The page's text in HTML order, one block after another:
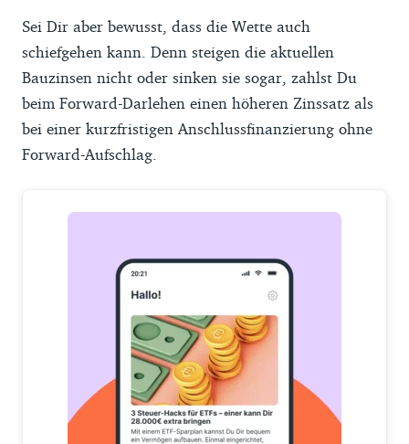
Sei Dir aber bewusst, dass die Wette auch
schiefgehen kann. Denn steigen die aktuellen
Bauzinsen nicht oder sinken sie sogar, zahlst Du
beim Forward-Darlehen einen höheren Zinssatz als
bei einer kurzfristigen Anschlussfinanzierung ohne
Forward-Aufschlag.